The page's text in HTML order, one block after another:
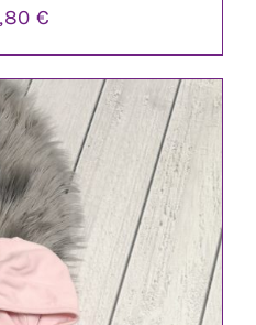
/ DETAILS
€